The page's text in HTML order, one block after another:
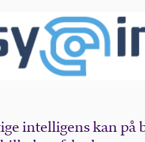
intelligens kan på